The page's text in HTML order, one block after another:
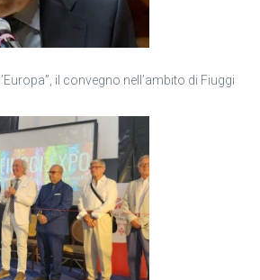
il convegno nell’ambito di Fiuggi